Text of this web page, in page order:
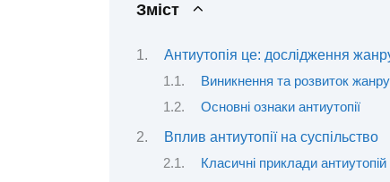
Зміст
Антиутопія це: дослідження
Виникнення та розвиток жанру
Основні ознаки антиутопії
Вплив антиутопії на суспільство
Класичні приклади антиутопій